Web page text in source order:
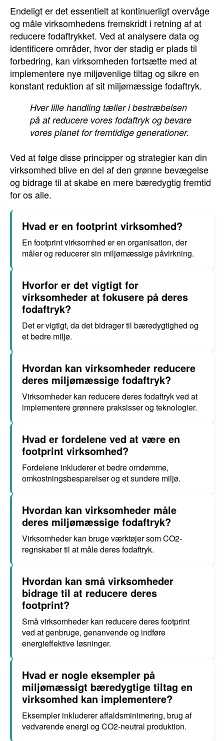
Endeligt er det essentielt at kontinuerligt overvåge
og måle virksomhedens fremskridt i retning af at
reducere fodaftrykket. Ved at analysere data og
identificere områder, hvor der stadig er plads til
forbedring, kan virksomheden fortsætte med at
implementere nye miljøvenlige tiltag og sikre en
konstant reduktion af sit miljømæssige fodaftryk.
Hver lille handling tæller i bestræbelsen
på at reducere vores fodaftryk og bevare
vores planet for fremtidige generationer.
Ved at følge disse principper og strategier kan din
virksomhed blive en del af den grønne bevægelse
og bidrage til at skabe en mere bæredygtig fremtid
for os alle.
Hvad er en footprint virksomhed?
En footprint virksomhed er en organisation, der
måler og reducerer sin miljømæssige påvirkning.
Hvorfor er det vigtigt for
virksomheder at fokusere på deres
fodaftryk?
Det er vigtigt, da det bidrager til bæredygtighed og
et bedre miljø.
Hvordan kan virksomheder reducere
deres miljømæssige fodaftryk?
Virksomheder kan reducere deres fodaftryk ved at
implementere grønnere praksisser og teknologier.
Hvad er fordelene ved at være en
footprint virksomhed?
Fordelene inkluderer et bedre omdømme,
omkostningsbesparelser og et sundere miljø.
Hvordan kan virksomheder måle
deres miljømæssige fodaftryk?
Virksomheder kan bruge værktøjer som CO2-
regnskaber til at måle deres fodaftryk.
Hvordan kan små virksomheder
bidrage til at reducere deres
footprint?
Små virksomheder kan reducere deres footprint
ved at genbruge, genanvende og indføre
energieffektive løsninger.
Hvad er nogle eksempler på
miljømæssigt bæredygtige tiltag en
virksomhed kan implementere?
Eksempler inkluderer affaldsminimering, brug af
vedvarende energi og CO2-neutral produktion.